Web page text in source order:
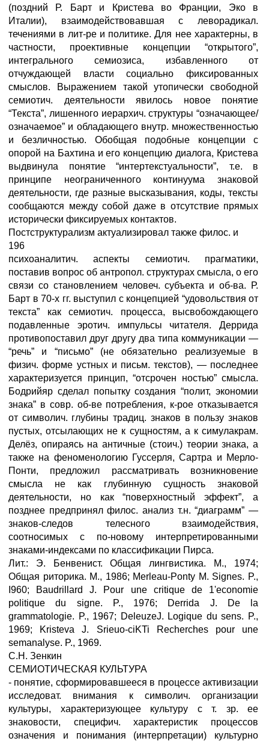
(поздний Р. Барт и Кристева во Франции, Эко в
Италии), взаимодействовавшая с леворадикал.
течениями в лит-ре и политике. Для нее характерны, в
частности, проективные концепции “открытого”,
интегрального семиозиса, избавленного от
отчуждающей власти социально фиксированных
смыслов. Выражением такой утопически свободной
семиотич. деятельности явилось новое понятие
“Текста”, лишенного иерархич. структуры “означающее/
означаемое” и обладающего внутр. множественностью
и безличностью. Обобщая подобные концепции с
опорой на Бахтина и его концепцию диалога, Кристева
выдвинула понятие “интертекстуальности”, т.е. в
принципе неограниченного континуума знаковой
деятельности, где разные высказывания, коды, тексты
сообщаются между собой даже в отсутствие прямых
исторически фиксируемых контактов.
Постструктурализм актуализировал также филос. и
196
психоаналитич. аспекты семиотич. прагматики,
поставив вопрос об антропол. структурах смысла, о его
связи со становлением человеч. субъекта и об-ва. Р.
Барт в 70-х гг. выступил с концепцией “удовольствия от
текста” как семиотич. процесса, высвобождающего
подавленные эротич. импульсы читателя. Деррида
противопоставил друг другу два типа коммуникации —
“речь” и “письмо” (не обязательно реализуемые в
физич. форме устных и письм. текстов), — последнее
характеризуется принцип, “отсрочен ностью” смысла.
Бодрийяр сделал попытку создания “полит, экономии
знака” в совр. об-ве потребления, к-рое отказывается
от символич. глубины традиц. знаков в пользу знаков
пустых, отсылающих не к сущностям, а к симулакрам.
Делёз, опираясь на античные (стоич.) теории знака, а
также на феноменологию Гуссерля, Сартра и Мерло-
Понти, предложил рассматривать возникновение
смысла не как глубинную сущность знаковой
деятельности, но как “поверхностный эффект”, а
позднее предпринял филос. анализ т.н. “диаграмм” —
знаков-следов телесного взаимодействия,
соотносимых с по-новому интерпретированными
знаками-индексами по классификации Пирса.
Лит.: Э. Бенвенист. Общая лингвистика. М., 1974;
Общая риторика. М., 1986; Merleau-Ponty M. Signes. P.,
I960; Baudrillard J. Pour une critique de 1'economie
politique du signe. P., 1976; Derrida J. De la
grammatologie. P., 1967; DeleuzeJ. Logique du sens. P.,
1969; Kristeva J. Srieuo-ciKTi Recherches pour une
semanalyse. P., 1969.
C.H. Зенкин
СЕМИОТИЧЕСКАЯ КУЛЬТУРА
- понятие, сформировавшееся в процессе активизации
исследоват. внимания к символич. организации
культуры, характеризующее культуру с т. зр. ее
знаковости, специфич. характеристик процессов
означения и понимания (интерпретации) культурно